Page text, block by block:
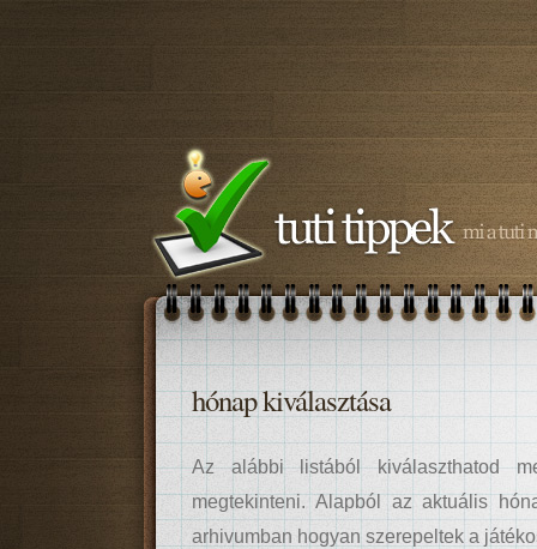
hónap kiválasztása
Az alábbi listából kiválaszthatod
megtekinteni. Alapból az aktuális
arhivumban hogyan szerepeltek a